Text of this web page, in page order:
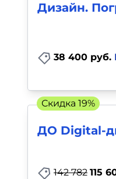
Дизайн.
38 400 руб.
ДО Digital-
142 782 115
Скидка 19%